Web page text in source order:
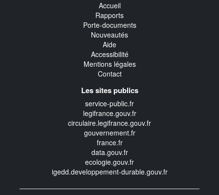
Accueil
Rapports
Porte-documents
Nouveautés
Aide
Accessibilité
Mentions légales
Contact
Les sites publics
service-public.fr
legifrance.gouv.fr
circulaire.legifrance.gouv.fr
gouvernement.fr
france.fr
data.gouv.fr
ecologie.gouv.fr
igedd.developpement-durable.gouv.fr